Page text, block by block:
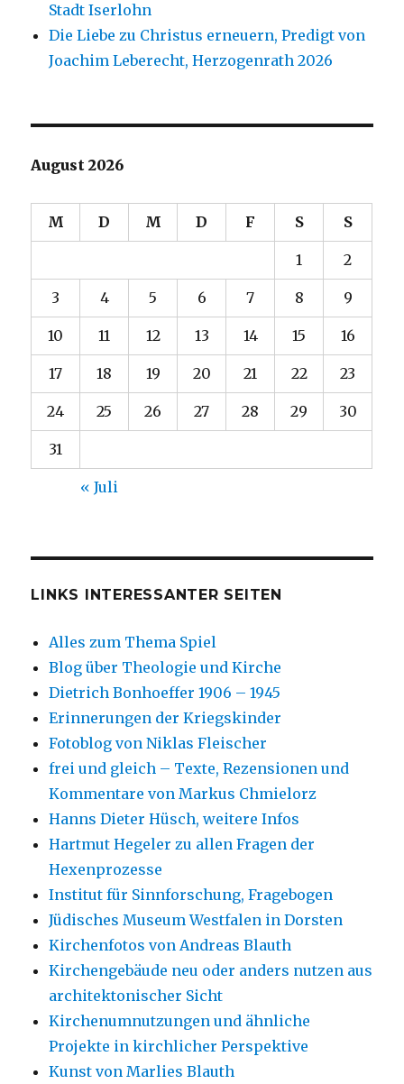
Stadt Iserlohn
Die Liebe zu Christus erneuern, Predigt von
Joachim Leberecht, Herzogenrath 2026
August 2026
M D M D F S S
1 2
3 4 5 6 7 8 9
10 11 12 13 14 15 16
17 18 19 20 21 22 23
24 25 26 27 28 29 30
31
« Juli
LINKS INTERESSANTER SEITEN
Alles zum Thema Spiel
Blog über Theologie und Kirche
Dietrich Bonhoeffer 1906 – 1945
Erinnerungen der Kriegskinder
Fotoblog von Niklas Fleischer
frei und gleich – Texte, Rezensionen und
Kommentare von Markus Chmielorz
Hanns Dieter Hüsch, weitere Infos
Hartmut Hegeler zu allen Fragen der
Hexenprozesse
Institut für Sinnforschung, Fragebogen
Jüdisches Museum Westfalen in Dorsten
Kirchenfotos von Andreas Blauth
Kirchengebäude neu oder anders nutzen aus
architektonischer Sicht
Kirchenumnutzungen und ähnliche
Projekte in kirchlicher Perspektive
Kunst von Marlies Blauth